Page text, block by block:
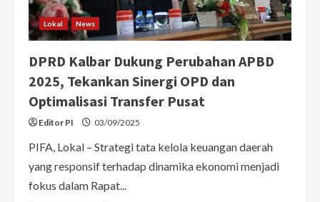
Lokal News
DPRD Kalbar Dukung Perubahan APBD
2025, Tekankan Sinergi OPD dan
Optimalisasi Transfer Pusat
Editor PI 03/09/2025
PIFA, Lokal – Strategi tata kelola keuangan daerah
yang responsif terhadap dinamika ekonomi menjadi
fokus dalam Rapat...